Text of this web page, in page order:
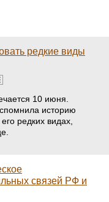
редкие виды
10 июня.
историю
редких видах,
связей РФ и